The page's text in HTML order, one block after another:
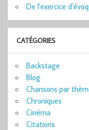
De l’exercice
CATÉGORIES
Backstage
Blog
Chansons par
Chroniques
Cinéma
Citations